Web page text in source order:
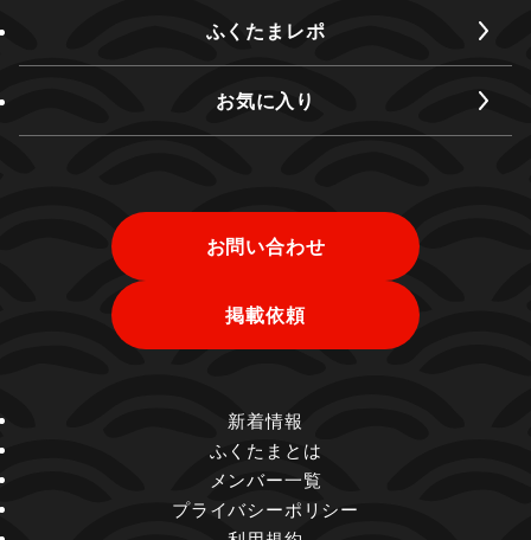
ふくたまレポ
お気に入り
お問い合わせ
掲載依頼
新着情報
ふくたまとは
メンバー一覧
プライバシーポリシー